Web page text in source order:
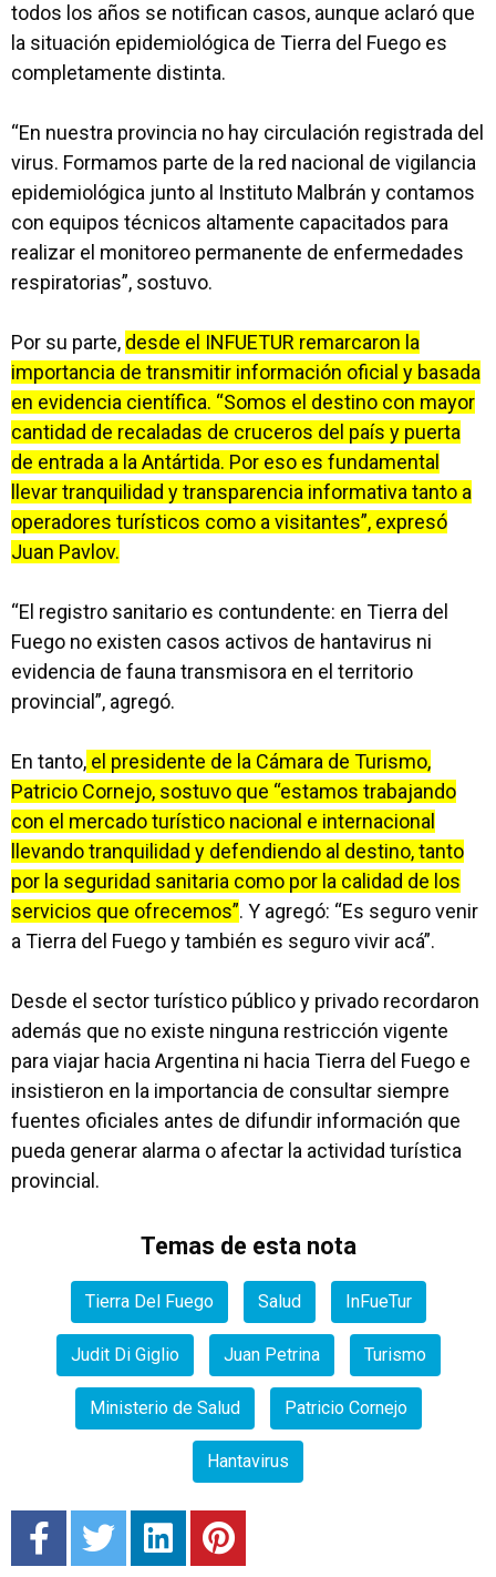
todos los años se notifican casos, aunque aclaró que
la situación epidemiológica de Tierra del Fuego es
completamente distinta.
“En nuestra provincia no hay circulación registrada del
virus. Formamos parte de la red nacional de vigilancia
epidemiológica junto al Instituto Malbrán y contamos
con equipos técnicos altamente capacitados para
realizar el monitoreo permanente de enfermedades
respiratorias”, sostuvo.
Por su parte, desde el INFUETUR remarcaron la
importancia de transmitir información oficial y basada
en evidencia científica. “Somos el destino con mayor
cantidad de recaladas de cruceros del país y puerta
de entrada a la Antártida. Por eso es fundamental
llevar tranquilidad y transparencia informativa tanto a
operadores turísticos como a visitantes”, expresó
Juan Pavlov.
“El registro sanitario es contundente: en Tierra del
Fuego no existen casos activos de hantavirus ni
evidencia de fauna transmisora en el territorio
provincial”, agregó.
En tanto, el presidente de la Cámara de Turismo,
Patricio Cornejo, sostuvo que “estamos trabajando
con el mercado turístico nacional e internacional
llevando tranquilidad y defendiendo al destino, tanto
por la seguridad sanitaria como por la calidad de los
servicios que ofrecemos”. Y agregó: “Es seguro venir
a Tierra del Fuego y también es seguro vivir acá”.
Desde el sector turístico público y privado recordaron
además que no existe ninguna restricción vigente
para viajar hacia Argentina ni hacia Tierra del Fuego e
insistieron en la importancia de consultar siempre
fuentes oficiales antes de difundir información que
pueda generar alarma o afectar la actividad turística
provincial.
Temas de esta nota
Tierra Del Fuego Salud InFueTur
Judit Di Giglio Juan Petrina Turismo
Ministerio de Salud Patricio Cornejo
Hantavirus